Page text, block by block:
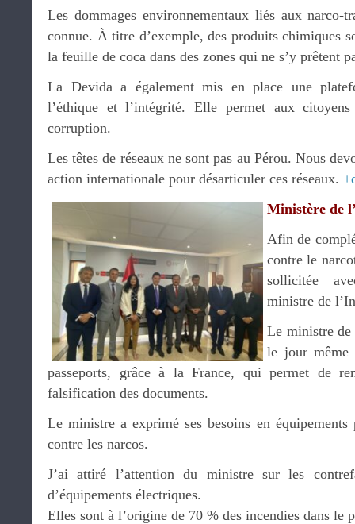
Les dommages environnementaux liés aux narco-
connue. À titre d’exemple, des produits chimiques
la feuille de coca dans des zones qui ne s’y prêtent
La Devida a également mis en place une
l’éthique et l’intégrité. Elle permet aux
corruption.
Les têtes de réseaux ne sont pas au Pérou. Nous
action internationale pour désarticuler ces réseaux.
Ministère de
Afin de
contre le
sollicitée
ministre de
Le ministre de
le jour même
passeports, grâce à la France, qui permet de
falsification des documents.
Le ministre a exprimé ses besoins en
contre les narcos.
J’ai attiré l’attention du ministre sur les
d’équipements électriques.
Elles sont à l’origine de 70 % des incendies dans le